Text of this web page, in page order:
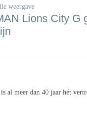
weergave
Lions City G
al meer dan 40 jaar hét